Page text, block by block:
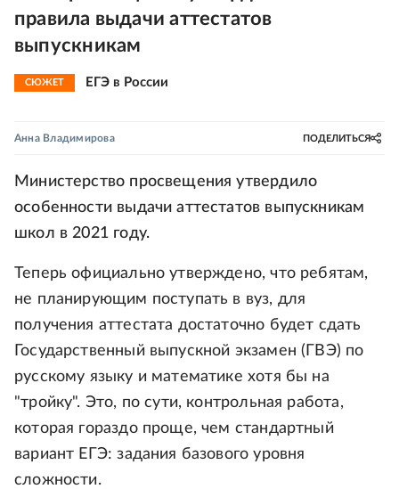
правила выдачи аттестатов
выпускникам
СЮЖЕТ ЕГЭ в России
Анна Владимирова ПОДЕЛИТЬСЯ
Министерство просвещения утвердило
особенности выдачи аттестатов выпускникам
школ в 2021 году.
Теперь официально утверждено, что ребятам,
не планирующим поступать в вуз, для
получения аттестата достаточно будет сдать
Государственный выпускной экзамен (ГВЭ) по
русскому языку и математике хотя бы на
"тройку". Это, по сути, контрольная работа,
которая гораздо проще, чем стандартный
вариант ЕГЭ: задания базового уровня
сложности.